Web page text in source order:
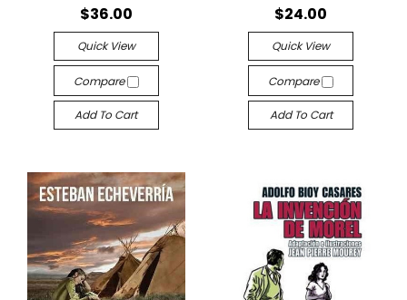
$36.00
Quick View
Compare
Add To Cart
$24.00
Quick View
Compare
Add To Cart